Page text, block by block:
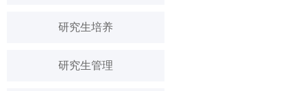
研究生培养
研究生管理